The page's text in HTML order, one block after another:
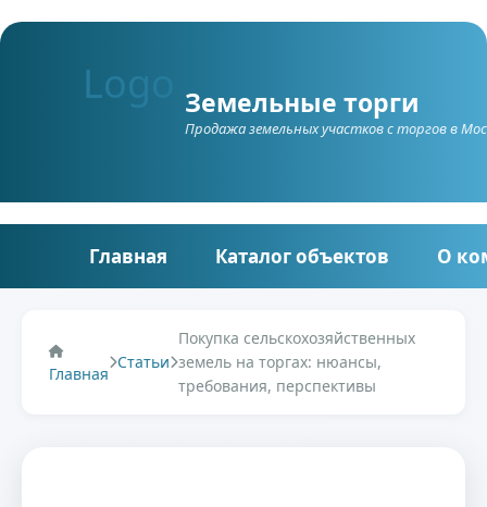
Земельные торги
Продажа земельных участков c торгов в
Главная Каталог объектов О
Главная
Статьи
Покупка сельскохозяйственных
земель на торгах: нюансы,
требования, перспективы